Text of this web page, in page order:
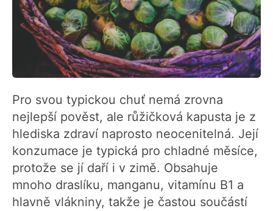
Pro svou typickou chuť nemá zrovna
nejlepší pověst, ale růžičková kapusta je z
hlediska zdraví naprosto neocenitelná. Její
konzumace je typická pro chladné měsíce,
protože se jí daří i v zimě. Obsahuje
mnoho draslíku, manganu, vitamínu B1 a
hlavně vlákniny, takže je častou součástí